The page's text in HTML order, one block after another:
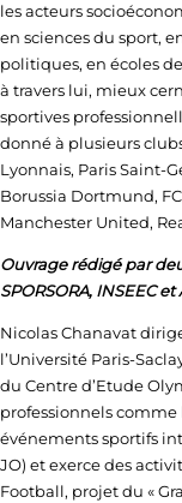
les acteurs
en sciences du sport,
politiques, en écoles
à travers lui, mieux
sportives
donné à plusieurs
Lyonnais, Paris Saint-
Borussia Dortmund,
Manchester United,
Ouvrage rédigé par
SPORSORA, INSEEC
Nicolas Chanavat
l’Université Paris-
du Centre d’Etude
professionnels comme
événements sportifs
JO) et exerce des
Football, projet du «